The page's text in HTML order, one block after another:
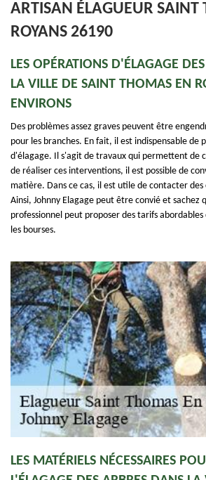
ARTISAN ÉLAGUEUR SAINT
ROYANS 26190
LES OPÉRATIONS D'ÉLAGAGE
LA VILLE DE SAINT THOMAS EN
ENVIRONS
Des problèmes assez graves peuvent être
pour les branches. En fait, il est indispensable de
d'élagage. Il s'agit de travaux qui permettent de
de réaliser ces interventions, il est possible de
matière. Dans ce cas, il est utile de contacter
Ainsi, Johnny Elagage peut être convié et sachez
professionnel peut proposer des tarifs
les bourses.
LES MATÉRIELS NÉCESSAIRES